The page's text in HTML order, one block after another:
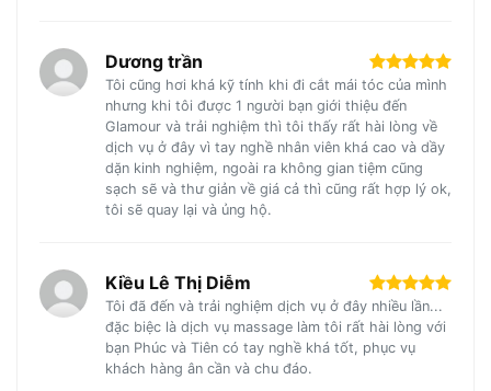
Dương trần
Tôi cũng hơi khá kỹ tính khi đi cắt mái tóc của mình
nhưng khi tôi được 1 người bạn giới thiệu đến
Glamour và trải nghiệm thì tôi thấy rất hài lòng về
dịch vụ ở đây vì tay nghề nhân viên khá cao và dầy
dặn kinh nghiệm, ngoài ra không gian tiệm cũng
sạch sẽ và thư giản về giá cả thì cũng rất hợp lý ok,
tôi sẽ quay lại và ủng hộ.
Kiều Lê Thị Diễm
Tôi đã đến và trải nghiệm dịch vụ ở đây nhiều lần...
đặc biệc là dịch vụ massage làm tôi rất hài lòng với
bạn Phúc và Tiên có tay nghề khá tốt, phục vụ
khách hàng ân cần và chu đáo.